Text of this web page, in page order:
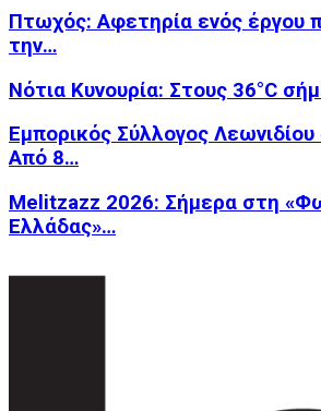
Πτωχός: Αφετηρία ενός έργου
την…
Νότια Κυνουρία: Στους 36°C
Εμπορικός Σύλλογος
Από 8…
Melitzazz 2026: Σήμερα στη
Ελλάδας»…